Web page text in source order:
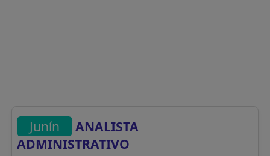
Junín
ANALISTA
ADMINISTRATIVO